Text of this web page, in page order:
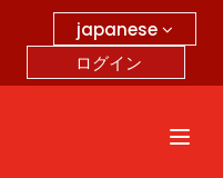
japanese
ログイン